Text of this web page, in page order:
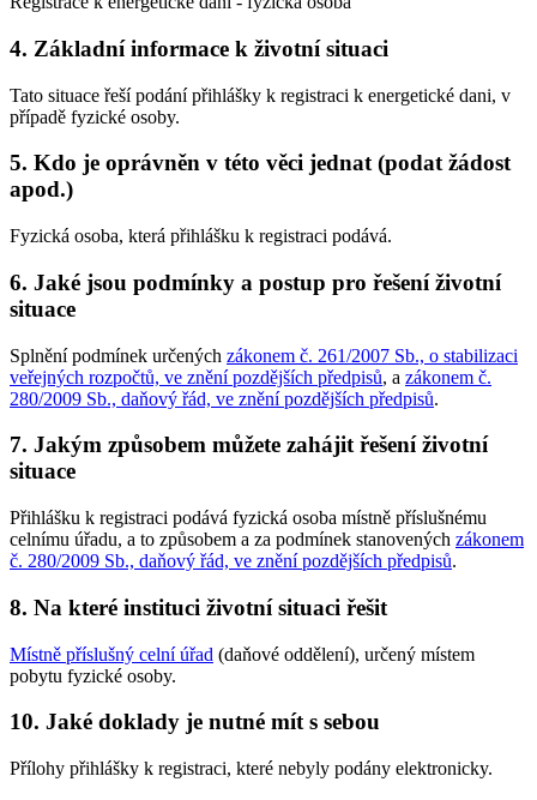
4. Základní informace k životní situaci
Tato situace řeší podání přihlášky k registraci k energetické dani, v
případě fyzické osoby.
5. Kdo je oprávněn v této věci jednat (podat žádost
apod.)
Fyzická osoba, která přihlášku k registraci podává.
6. Jaké jsou podmínky a postup pro řešení životní
situace
Splnění podmínek určených zákonem č. 261/2007 Sb., o stabilizaci
veřejných rozpočtů, ve znění pozdějších předpisů, a zákonem č.
280/2009 Sb., daňový řád, ve znění pozdějších předpisů.
7. Jakým způsobem můžete zahájit řešení životní
situace
Přihlášku k registraci podává fyzická osoba místně příslušnému
celnímu úřadu, a to způsobem a za podmínek stanovených zákonem
č. 280/2009 Sb., daňový řád, ve znění pozdějších předpisů.
8. Na které instituci životní situaci řešit
Místně příslušný celní úřad (daňové oddělení), určený místem
pobytu fyzické osoby.
10. Jaké doklady je nutné mít s sebou
Přílohy přihlášky k registraci, které nebyly podány elektronicky.